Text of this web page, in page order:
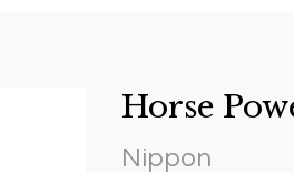
Horse
Nippon